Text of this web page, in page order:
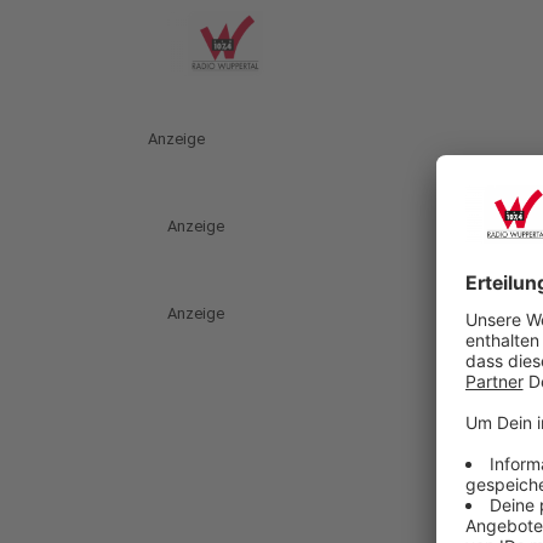
Anzeige
Anzeige
Anzeige